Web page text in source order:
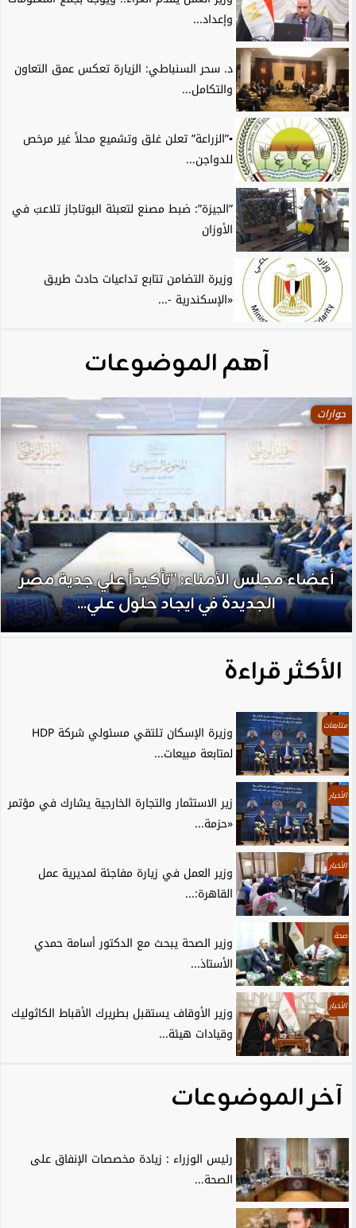
وإعداد...
د. سحر السنباطي: الزيارة تعكس عمق التعاون
والتكامل...
▪︎”الزراعة” تعلن غلق وتشميع محلاً غير مرخص
للدواجن...
”الجيزة”: ضبط مصنع لتعبئة البوتاجاز تلاعبَ في
الأوزان
وزيرة التضامن تتابع تداعيات حادث طريق
«الإسكندرية -...
آهم الموضوعات
حوارات
أعضاء مجلس الأمناء: ”تأكيداً علي جدية مصر
الجديدة في ايجاد حلول علي...
الأكثر قراءة
متابعات
وزيرة الإسكان تلتقي مسئولي شركة HDP
لمتابعة مبيعات...
الأخبار
زير الاستثمار والتجارة الخارجية يشارك في مؤتمر
«حزمة...
الأخبار
وزير العمل في زيارة مفاجئة لمديرية عمل
القاهرة:...
صحة
وزير الصحة يبحث مع الدكتور أسامة حمدي
الأستاذ...
الأخبار
وزير الأوقاف يستقبل بطريرك الأقباط الكاثوليك
وقيادات هيئة...
آخر الموضوعات
رئيس الوزراء : زيادة مخصصات الإنفاق على
الصحة...